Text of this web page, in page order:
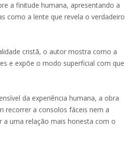
a finitude humana, apresentando a
como a lente que revela o verdadeiro
cristã, o autor mostra como a
e expõe o modo superficial com que
da experiência humana, a obra
recorrer a consolos fáceis nem a
uma relação mais honesta com o